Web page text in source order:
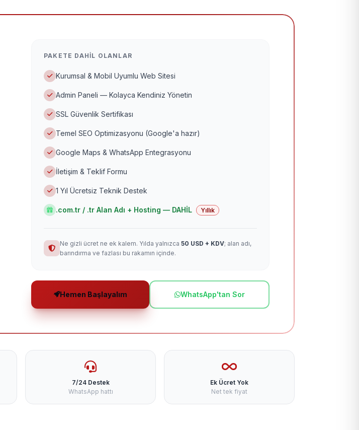
PAKETE DAHIL OLANLAR
Kurumsal & Mobil Uyumlu Web Sitesi
Admin Paneli — Kolayca Kendiniz Yönetin
SSL Güvenlik Sertifikası
Temel SEO Optimizasyonu (Google'a hazır)
Google Maps & WhatsApp Entegrasyonu
İletişim & Teklif Formu
1 Yıl Ücretsiz Teknik Destek
.com.tr / .tr Alan Adı + Hosting — DAHİL Yıllık
Ne gizli ücret ne ek kalem. Yılda yalnızca 50 USD + KDV; alan adı,
barındırma ve fazlası bu rakamın içinde.
Hemen Başlayalım WhatsApp'tan Sor
7/24 Destek
WhatsApp hattı
Ek Ücret Yok
Net tek fiyat